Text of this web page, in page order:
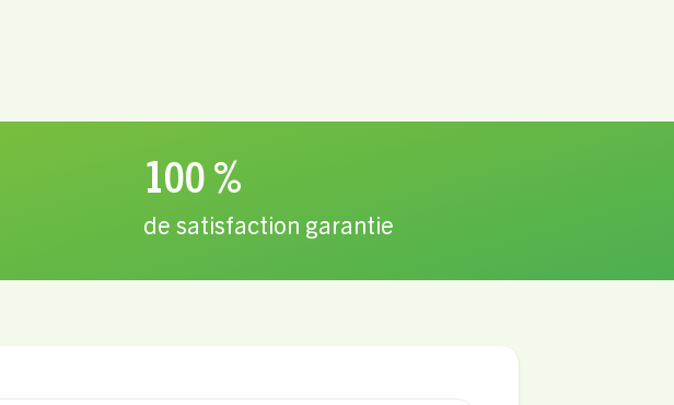
100 %
de satisfaction garantie